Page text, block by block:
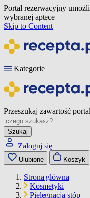
Portal rezerwacyjny
wybranej aptece
Skip to Content
Kategorie
Przeszukaj zawartość
Szukaj
Zaloguj się
Ulubione Koszyk
Strona główna
Kosmetyki
Pielęgnacja stóp